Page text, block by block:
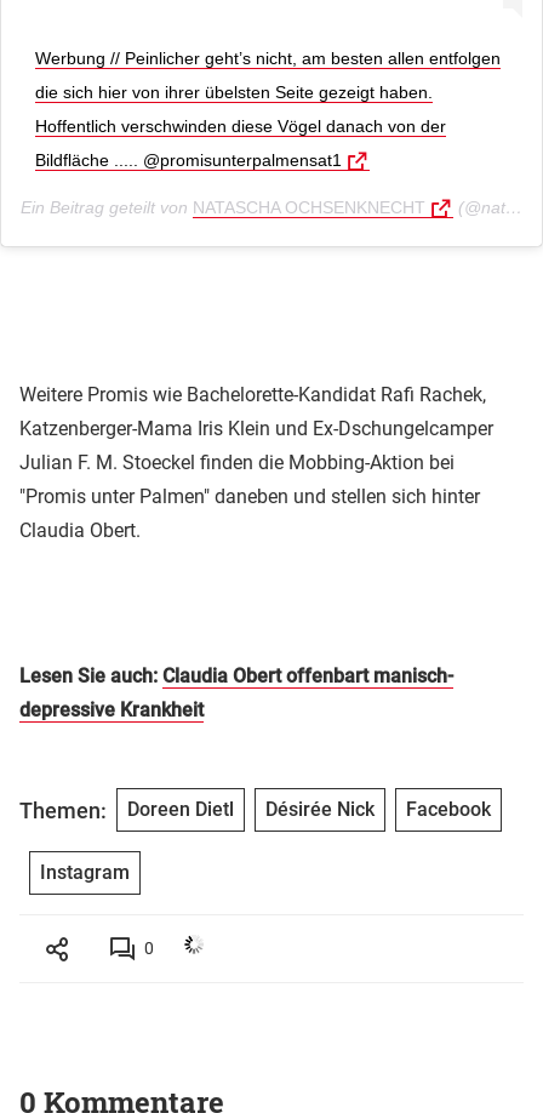
Werbung // Peinlicher geht’s nicht, am besten allen entfolgen
die sich hier von ihrer übelsten Seite gezeigt haben.
Hoffentlich verschwinden diese Vögel danach von der
Bildfläche ..... @promisunterpalmensat1
Ein Beitrag geteilt von NATASCHA OCHSENKNECHT (@nataschaochsenknecht) am
Weitere Promis wie Bachelorette-Kandidat Rafi Rachek,
Katzenberger-Mama Iris Klein und Ex-Dschungelcamper
Julian F. M. Stoeckel finden die Mobbing-Aktion bei
"Promis unter Palmen" daneben und stellen sich hinter
Claudia Obert.
Lesen Sie auch: Claudia Obert offenbart manisch-
depressive Krankheit
Themen: Doreen Dietl Désirée Nick Facebook
Instagram
0
0 Kommentare